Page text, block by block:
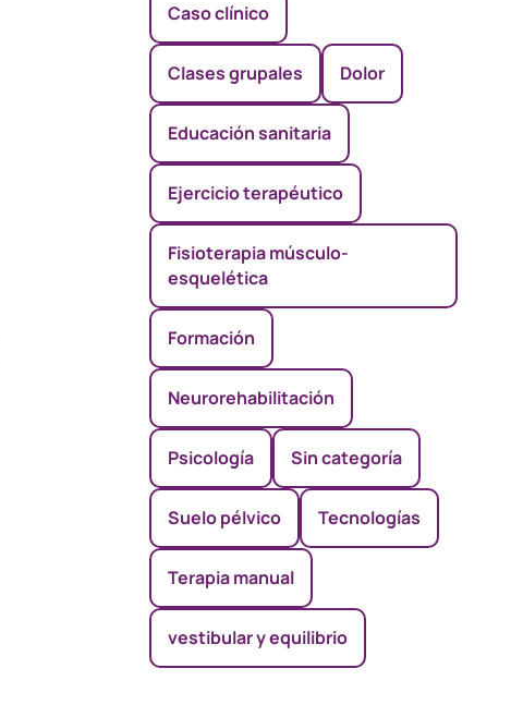
Caso clínico
Clases grupales Dolor
Educación sanitaria
Ejercicio terapéutico
Fisioterapia músculo-
esquelética
Formación
Neurorehabilitación
Psicología Sin categoría
Suelo pélvico Tecnologías
Terapia manual
vestibular y equilibrio